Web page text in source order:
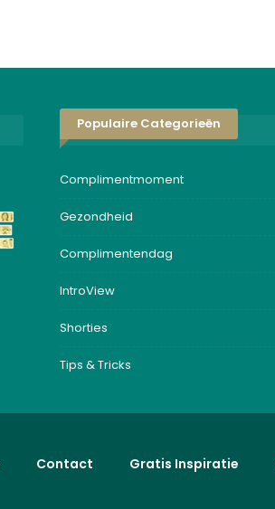
Populaire Categorieën
Complimentmoment
Gezondheid
Complimentendag
IntroView
Shorties
Tips & Tricks
Contact Gratis Inspiratie